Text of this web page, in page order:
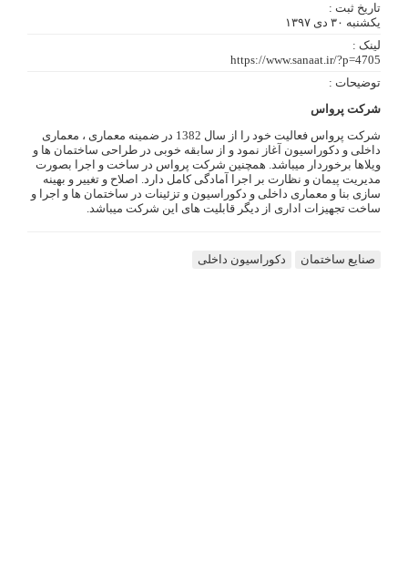
تاریخ ثبت :
یکشنبه ۳۰ دی ۱۳۹۷
لینک :
https://www.sanaat.ir/?p=4705
توضیحات :
شرکت پرواس
شرکت پرواس فعالیت خود را از سال 1382 در ضمینه معماری ، معماری
داخلی و دکوراسیون آغاز نمود و از سابقه خوبی در طراحی ساختمان ها و
ویلاها برخوردار میباشد. همچنین شرکت پرواس در ساخت و اجرا بصورت
مدیریت پیمان و نظارت بر اجرا آمادگی کامل دارد. اصلاح و تغییر و بهینه
سازی بنا و معماری داخلی و دکوراسیون و تزئینات در ساختمان ها و اجرا و
ساخت تجهیزات اداری از دیگر قابلیت های این شرکت میباشد.
صنایع ساختمان دکوراسیون داخلی